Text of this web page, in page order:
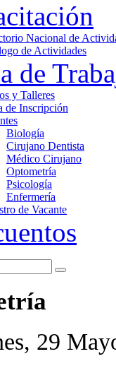
Nacional de
de Actividades
de
y Talleres
de Inscripción
Biología
Cirujano Dentista
Médico Cirujano
Optometría
Psicología
Enfermería
de Vacante
29